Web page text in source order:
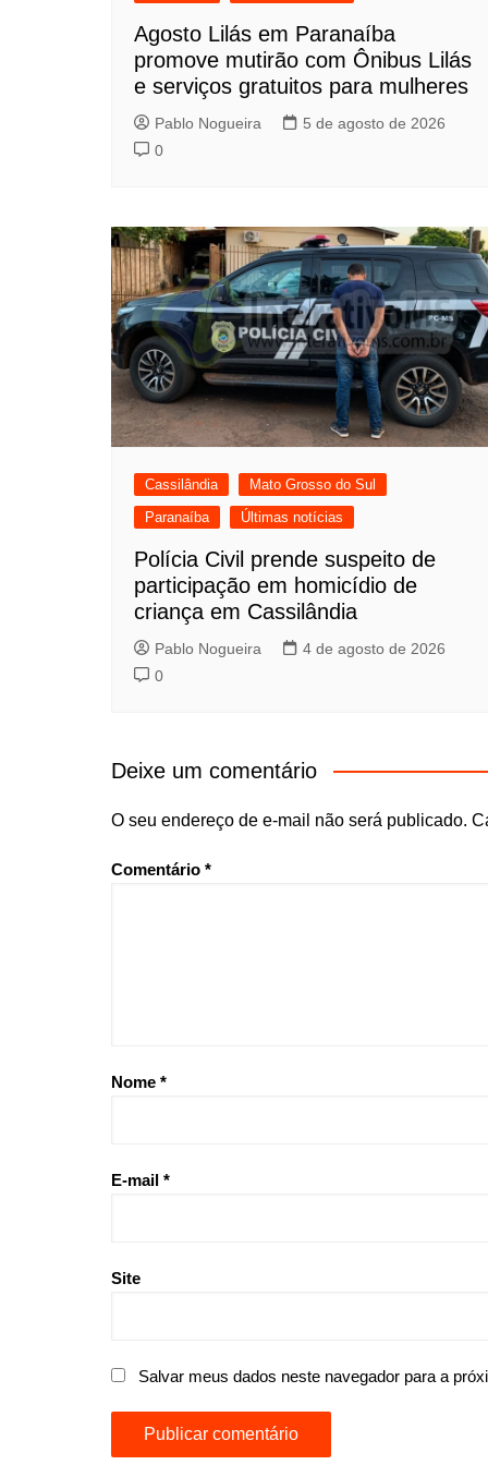
Agosto Lilás em Paranaíba
promove mutirão com Ônibus Lilás
e serviços gratuitos para mulheres
Pablo Nogueira
5 de agosto de 2026
0
Cassilândia
Mato Grosso do Sul
Paranaíba
Últimas notícias
Polícia Civil prende suspeito de
participação em homicídio de
criança em Cassilândia
Pablo Nogueira
4 de agosto de 2026
0
Deixe um comentário
O seu endereço de e-mail não será publicado.
Comentário *
Nome *
E-mail *
Site
Salvar meus dados neste navegador para a